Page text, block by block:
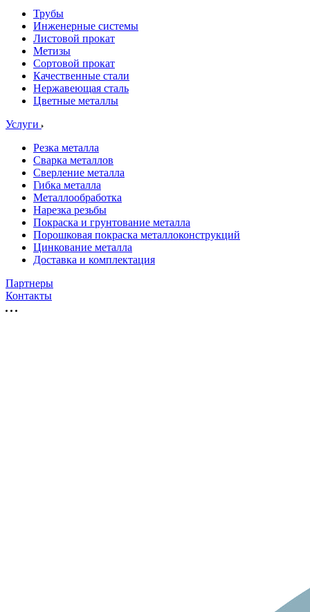
Трубы
Инженерные системы
Листовой прокат
Метизы
Сортовой прокат
Качественные стали
Нержавеющая сталь
Цветные металлы
Услуги
Резка металла
Сварка металлов
Сверление металла
Гибка металла
Металлообработка
Нарезка резьбы
Покраска и грунтование металла
Порошковая покраска металлоконструкций
Цинкование металла
Доставка и комплектация
Партнеры
Контакты